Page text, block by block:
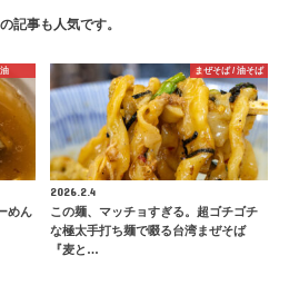
記事も人気です。
めん
まぜそば / 油そば
2026.2.4
この麺、マッチョすぎる。超ゴチゴチ
な極太手打ち麺で啜る台湾まぜそば
『麦と…